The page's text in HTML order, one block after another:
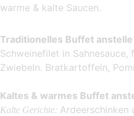
warme & kalte Saucen.
Traditionelles Buffet
Schweinefilet in
Zwiebeln. Bratkartoffeln,
Kaltes & warmes Buffet
Kalte Gerichte: Ardeerschinken